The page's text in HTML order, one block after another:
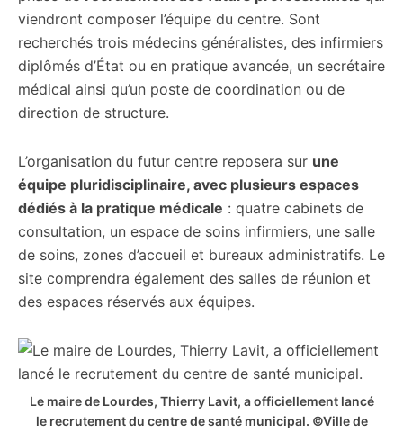
viendront composer l’équipe du centre. Sont
recherchés trois médecins généralistes, des infirmiers
diplômés d’État ou en pratique avancée, un secrétaire
médical ainsi qu’un poste de coordination ou de
direction de structure.
L’organisation du futur centre reposera sur une
équipe pluridisciplinaire, avec plusieurs espaces
dédiés à la pratique médicale : quatre cabinets de
consultation, un espace de soins infirmiers, une salle
de soins, zones d’accueil et bureaux administratifs. Le
site comprendra également des salles de réunion et
des espaces réservés aux équipes.
Le maire de Lourdes, Thierry Lavit, a officiellement lancé
le recrutement du centre de santé municipal. ©Ville de